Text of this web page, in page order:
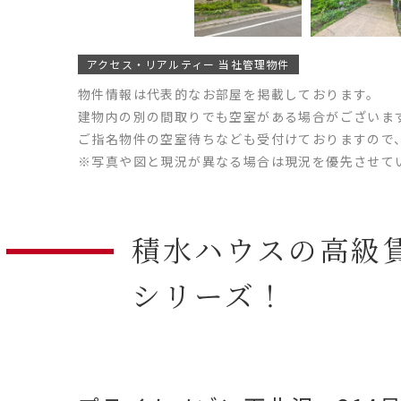
アクセス・リアルティー 当社管理物件
物件情報は代表的なお部屋を掲載しております。
建物内の別の間取りでも空室がある場合がございま
ご指名物件の空室待ちなども受付けておりますの
※写真や図と現況が異なる場合は現況を優先させて
積水ハウスの高級
シリーズ！